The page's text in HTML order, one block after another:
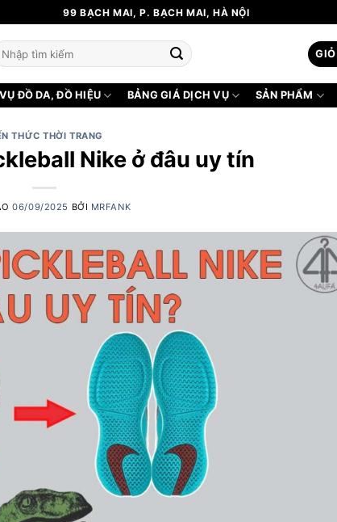
99 BẠCH MAI, P. BẠCH MAI, HÀ NỘI
ĐỒ DA, ĐỒ HIỆU BẢNG GIÁ DỊCH VỤ SẢN PHẨM
THỨC THỜI TRANG
Nike ở đâu uy tín
06/09/2025 BỞI MRFANK